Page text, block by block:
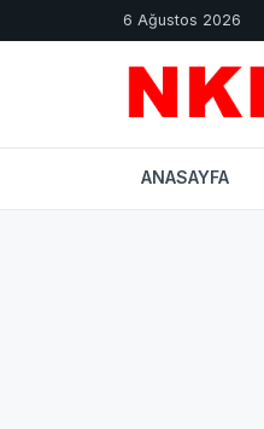
6 Ağustos 2026
ANASAYFA